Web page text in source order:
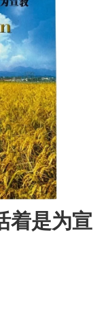
着是为宣